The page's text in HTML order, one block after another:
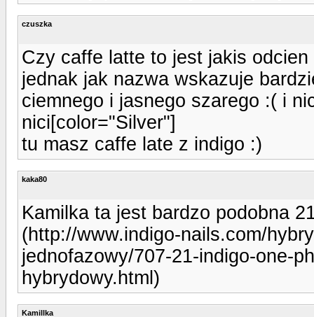
czuszka
Czy caffe latte to jest jakis
jednak jak nazwa wskazuje
ciemnego i jasnego szarego :( i
nici[color="Silver"]
tu masz caffe late z indigo :)
kaka80
Kamilka ta jest bardzo podobna
(http://www.indigo-nails.com/
jednofazowy/707-21-indigo-one-
hybrydowy.html)
Kamillka